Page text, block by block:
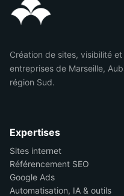
Création de sites, visibilité
entreprises de Marseille,
région Sud.
Expertises
Sites internet
Référencement SEO
Google Ads
Automatisation, IA & outils